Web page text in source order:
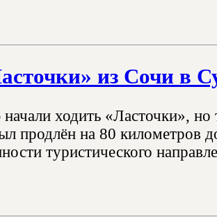
из Сочи в
ходить «Ласточки»,
продлён на 80 километров
туристического